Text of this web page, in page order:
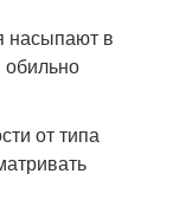
насыпают в
от типа